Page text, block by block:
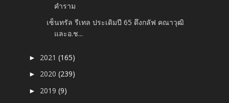
คำราม
เซ็นทรัล รีเทล ประเดิมปี 65 ดึงกลัฟ คณาวุฒิ
และอ.ช...
► 2021(165)
► 2020(239)
► 2019(9)